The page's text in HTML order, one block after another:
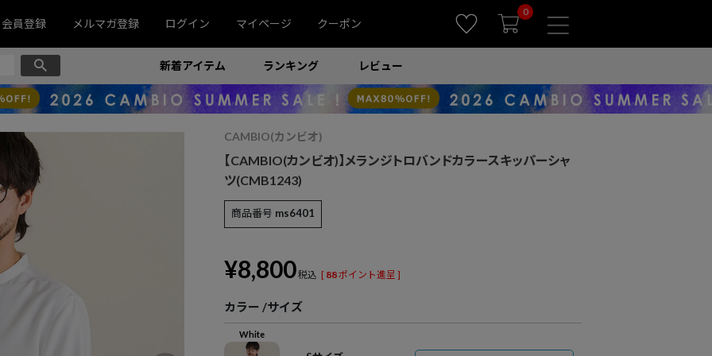
会員登録 メルマガ登録 ログイン マイページ クーポン
0
新着アイテム ランキング レビュー
CAMBIO(カンビオ)
【CAMBIO(カンビオ)】メランジトロバンドカラースキッパーシャ
ツ(CMB1243)
商品番号 ms6401
¥8,800税込 [ 88ポイント進呈 ]
カラー サイズ
White